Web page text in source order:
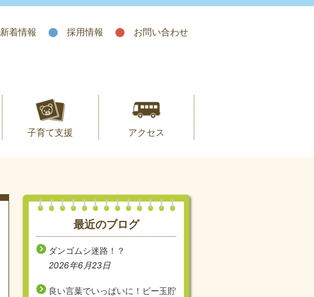
新着情報 採用情報 お問い合わせ
子育て支援 アクセス
最近のブログ
ダンゴムシ迷路！？
2026年6月23日
良い言葉でいっぱいに！ビー玉貯